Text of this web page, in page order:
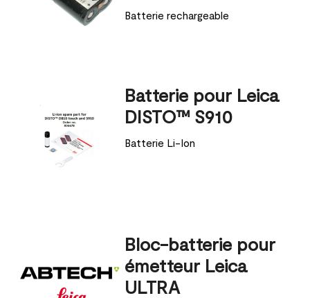
Batterie rechargeable
Batterie pour Leica
DISTO™ S910
Batterie Li-Ion
Bloc-batterie pour
émetteur Leica
ULTRA